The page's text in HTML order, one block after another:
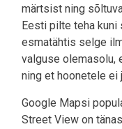
märtsist ning
Eesti pilte teha
esmatähtis selge
valguse olemasolu,
ning et hoonetele ei
Google Mapsi
Street View on